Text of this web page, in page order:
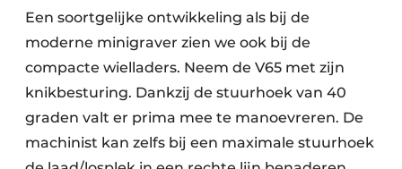
Een soortgelijke ontwikkeling als bij de
moderne minigraver zien we ook bij de
compacte wielladers. Neem de V65 met zijn
knikbesturing. Dankzij de stuurhoek van 40
graden valt er prima mee te manoevreren. De
machinist kan zelfs bij een maximale stuurhoek